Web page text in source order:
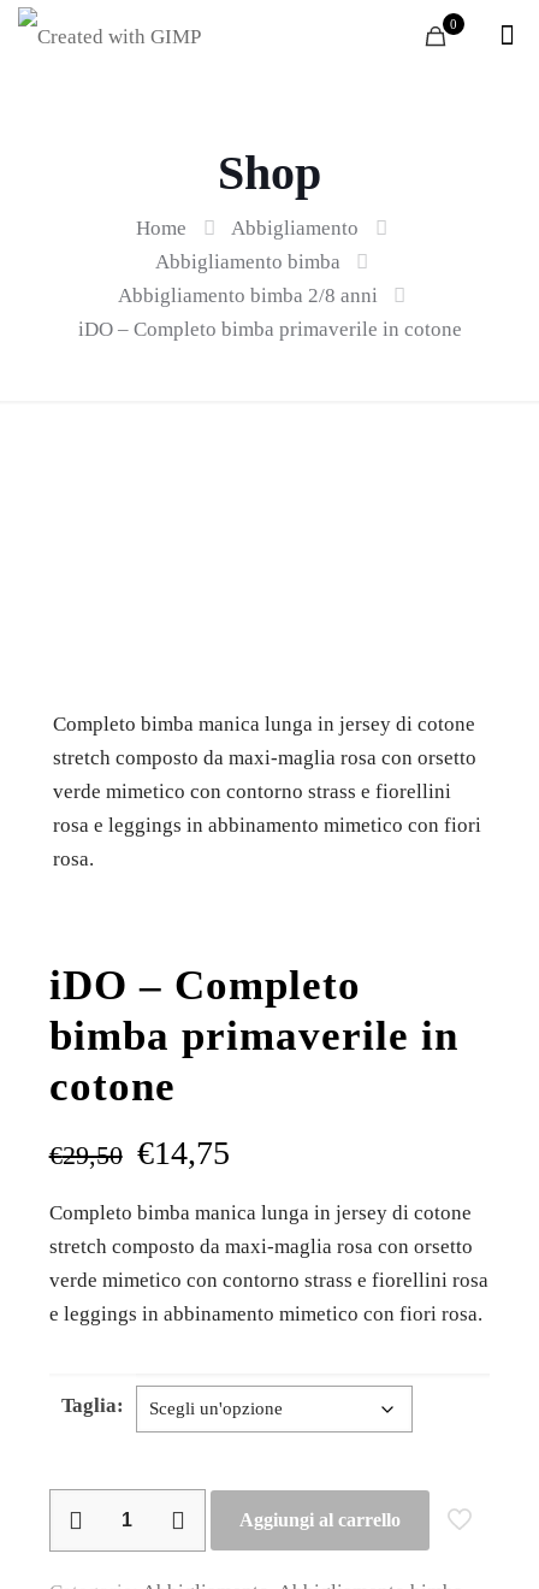
0
Shop
Home
Abbigliamento
Abbigliamento bimba
Abbigliamento bimba 2/8 anni
iDO – Completo bimba primaverile in cotone
Completo bimba manica lunga in jersey di cotone
stretch composto da maxi-maglia rosa con orsetto
verde mimetico con contorno strass e fiorellini
rosa e leggings in abbinamento mimetico con fiori
rosa.
iDO – Completo
bimba primaverile in
cotone
€29,50 €14,75
Completo bimba manica lunga in jersey di cotone
stretch composto da maxi-maglia rosa con orsetto
verde mimetico con contorno strass e fiorellini rosa
e leggings in abbinamento mimetico con fiori rosa.
Taglia:
Aggiungi al carrello